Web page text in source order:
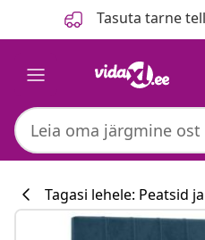
Tasuta tarne
Tagasi lehele: Peatsid